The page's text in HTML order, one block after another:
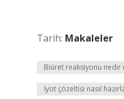
Tarih: Makaleler
Biüret reaksiyonu
İyot çözeltisi nasıl